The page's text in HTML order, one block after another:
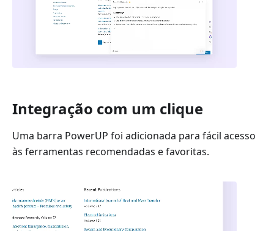
Integração com um clique
Uma barra PowerUP foi adicionada para fácil acesso
às ferramentas recomendadas e favoritas.